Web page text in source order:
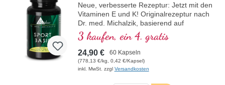
Neue, verbesserte Rezeptur: Jetzt mit den
Vitaminen E und K! Originalrezeptur nach
Dr. med. Michalzik, basierend auf
modernster wissenschaftlicher Forschung.
B-Vitamine 2, 6, 12 und Folsäure in
bioaktiver Form.
3 kaufen, ein 4. gratis
24,90 € 60 Kapseln
(778,13 €/kg, 0,42 €/Kapsel)
inkl. MwSt. zzgl Versandkosten